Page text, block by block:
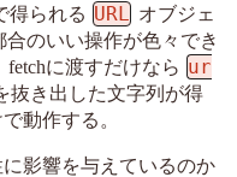
得られる URL オブジェ
合のいい操作が色々でき
に渡すだけなら ur
抜き出した文字列が得
動作する。
影響を与えているのか